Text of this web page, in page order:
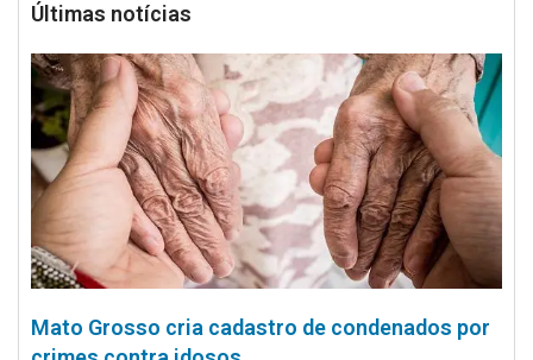
Últimas notícias
Mato Grosso cria cadastro de condenados por